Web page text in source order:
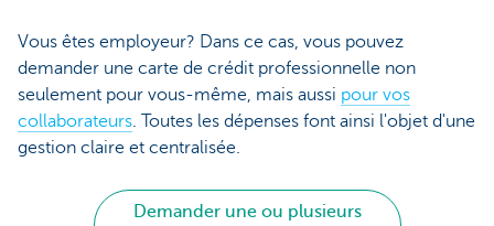
Vous êtes employeur? Dans ce cas, vous pouvez
demander une carte de crédit professionnelle non
seulement pour vous-même, mais aussi pour vos
collaborateurs. Toutes les dépenses font ainsi l'objet d'une
gestion claire et centralisée.
Demander une ou plusieurs